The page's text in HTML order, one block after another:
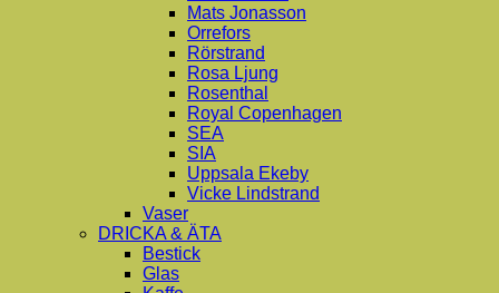
Mats Jonasson
Orrefors
Rörstrand
Rosa Ljung
Rosenthal
Royal Copenhagen
SEA
SIA
Uppsala Ekeby
Vicke Lindstrand
Vaser
DRICKA & ÄTA
Bestick
Glas